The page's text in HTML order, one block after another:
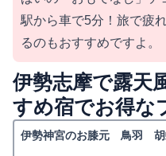
駅から車で5分！旅で疲
るのもおすすめですよ。
伊勢志摩で露天
すめ宿でお得な
伊勢神宮のお膝元 鳥羽 胡